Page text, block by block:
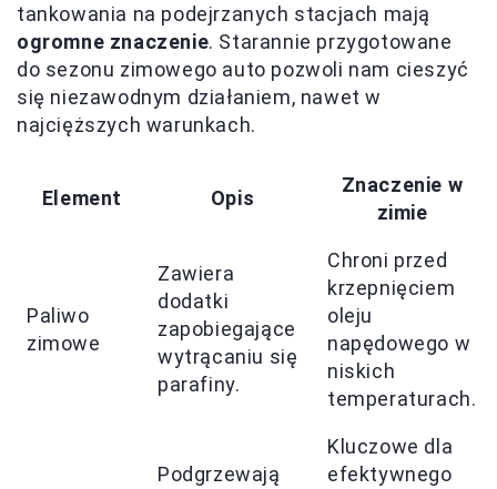
tankowania na podejrzanych stacjach mają
ogromne znaczenie. Starannie przygotowane
do sezonu zimowego auto pozwoli nam cieszyć
się niezawodnym działaniem, nawet w
najcięższych warunkach.
Element Opis
Znaczenie w
zimie
Paliwo
zimowe
Zawiera
dodatki
zapobiegające
wytrącaniu się
parafiny.
Chroni przed
krzepnięciem
oleju
napędowego w
niskich
temperaturach.
Podgrzewają
Kluczowe dla
efektywnego